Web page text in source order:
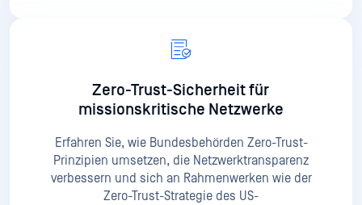
Zero-Trust-Sicherheit für
missionskritische Netzwerke
Erfahren Sie, wie Bundesbehörden Zero-Trust-
Prinzipien umsetzen, die Netzwerktransparenz
verbessern und sich an Rahmenwerken wie der
Zero-Trust-Strategie des US-